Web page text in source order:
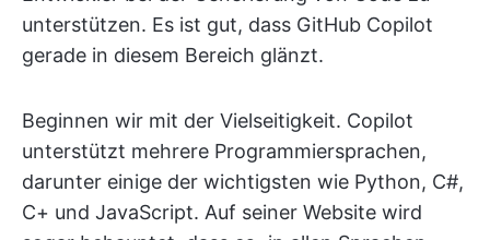
unterstützen. Es ist gut, dass GitHub Copilot
gerade in diesem Bereich glänzt.
Beginnen wir mit der Vielseitigkeit. Copilot
unterstützt mehrere Programmiersprachen,
darunter einige der wichtigsten wie Python, C#,
C+ und JavaScript. Auf seiner Website wird